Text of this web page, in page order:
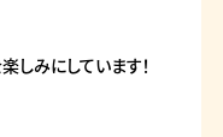
しみにしています！